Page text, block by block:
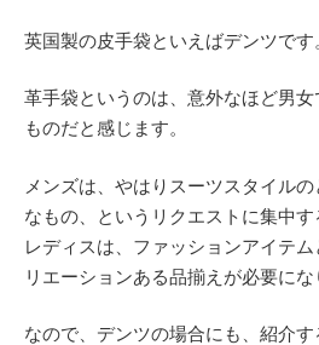
英国製の皮手袋といえばデンツです
革手袋というのは、意外なほど男
ものだと感じます。
メンズは、やはりスーツスタイル
なもの、というリクエストに集中す
レディスは、ファッションアイテ
リエーションある品揃えが必要にな
なので、デンツの場合にも、紹介